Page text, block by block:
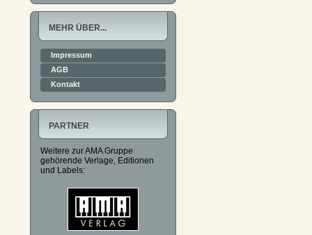
MEHR ÜBER...
Impressum
AGB
Kontakt
PARTNER
Weitere zur AMA Gruppe
gehörende Verlage, Editionen
und Labels: